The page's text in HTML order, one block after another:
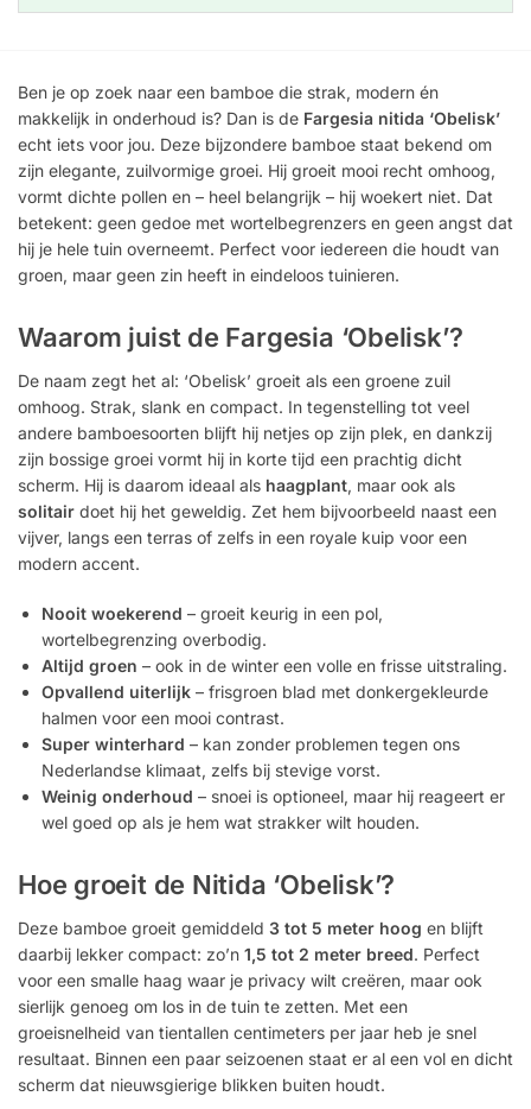
Ben je op zoek naar een bamboe die strak, modern én
makkelijk in onderhoud is? Dan is de Fargesia nitida ‘Obelisk’
echt iets voor jou. Deze bijzondere bamboe staat bekend om
zijn elegante, zuilvormige groei. Hij groeit mooi recht omhoog,
vormt dichte pollen en – heel belangrijk – hij woekert niet. Dat
betekent: geen gedoe met wortelbegrenzers en geen angst dat
hij je hele tuin overneemt. Perfect voor iedereen die houdt van
groen, maar geen zin heeft in eindeloos tuinieren.
Waarom juist de Fargesia ‘Obelisk’?
De naam zegt het al: ‘Obelisk’ groeit als een groene zuil
omhoog. Strak, slank en compact. In tegenstelling tot veel
andere bamboesoorten blijft hij netjes op zijn plek, en dankzij
zijn bossige groei vormt hij in korte tijd een prachtig dicht
scherm. Hij is daarom ideaal als haagplant, maar ook als
solitair doet hij het geweldig. Zet hem bijvoorbeeld naast een
vijver, langs een terras of zelfs in een royale kuip voor een
modern accent.
Nooit woekerend – groeit keurig in een pol,
wortelbegrenzing overbodig.
Altijd groen – ook in de winter een volle en frisse uitstraling.
Opvallend uiterlijk – frisgroen blad met donkergekleurde
halmen voor een mooi contrast.
Super winterhard – kan zonder problemen tegen ons
Nederlandse klimaat, zelfs bij stevige vorst.
Weinig onderhoud – snoei is optioneel, maar hij reageert er
wel goed op als je hem wat strakker wilt houden.
Hoe groeit de Nitida ‘Obelisk’?
Deze bamboe groeit gemiddeld 3 tot 5 meter hoog en blijft
daarbij lekker compact: zo’n 1,5 tot 2 meter breed. Perfect
voor een smalle haag waar je privacy wilt creëren, maar ook
sierlijk genoeg om los in de tuin te zetten. Met een
groeisnelheid van tientallen centimeters per jaar heb je snel
resultaat. Binnen een paar seizoenen staat er al een vol en dicht
scherm dat nieuwsgierige blikken buiten houdt.